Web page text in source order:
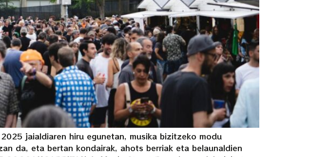
jaialdiaren hiru egunetan, musika bizitzeko modu
da, eta bertan kondairak, ahots berriak eta belaunaldien